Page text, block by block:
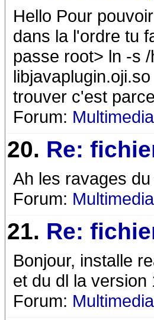
Hello Pour
dans la l'ordre tu
passe root> ln -s
trouver c'est
Forum: Multimedia
20. Re:
Ah les ravages
Forum: Multimedia
21. Re:
Bonjour, installe
et du dl la version
Forum: Multimedia